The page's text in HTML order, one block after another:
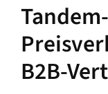
B2B-